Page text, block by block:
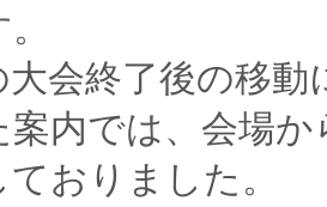
大会終了後の移
案内では、会場
おりました。